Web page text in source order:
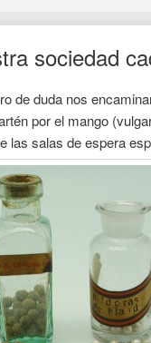
sociedad
de duda nos
por el mango
las salas de espera